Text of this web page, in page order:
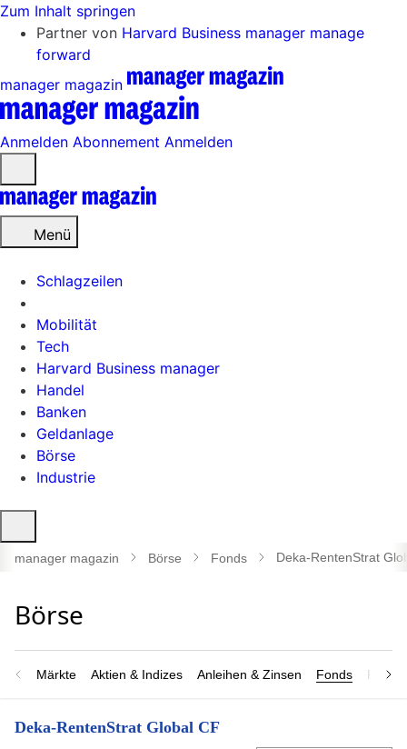
Zum Inhalt springen
Partner von Harvard Business manager manage
forward
manager magazin
Anmelden Abonnement Anmelden
öffnen
Menü
Schlagzeilen
Mobilität
Tech
Harvard Business manager
Handel
Banken
Geldanlage
Börse
Industrie
öffnen
manager magazin Börse Fonds Deka-RentenStrat
Märkte Aktien & Indizes Anleihen & Zinsen Fonds
Deka-RentenStrat Global CF